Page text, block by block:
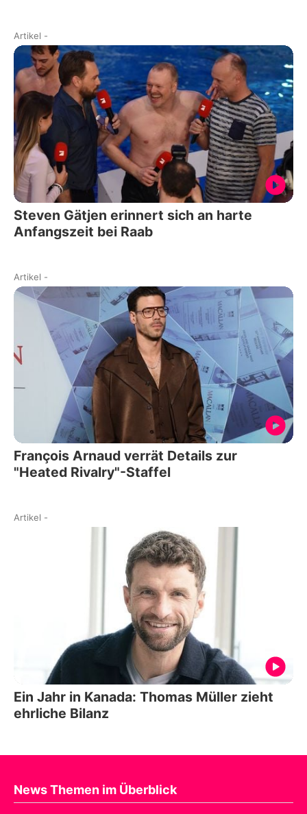
Artikel -
Steven Gätjen erinnert sich an harte
Anfangszeit bei Raab
Artikel -
François Arnaud verrät Details zur
"Heated Rivalry"-Staffel
Artikel -
Ein Jahr in Kanada: Thomas Müller zieht
ehrliche Bilanz
News Themen im Überblick